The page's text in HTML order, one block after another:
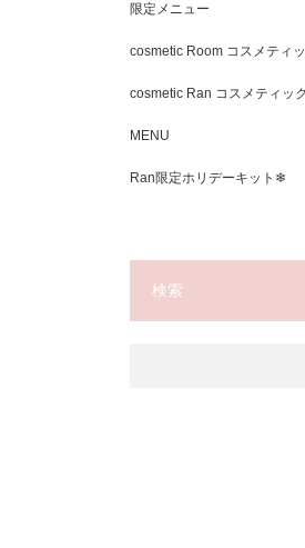
限定メニュー
cosmetic Room コスメティ
cosmetic Ran コスメティッ
MENU
Ran限定ホリデーキット❄
検索